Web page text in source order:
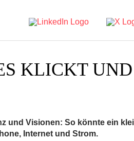
KLICKT
und Visionen: So könnte ein
Internet und Strom.